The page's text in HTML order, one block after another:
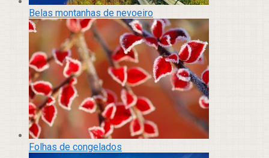
Belas montanhas de nevoeiro
Folhas de congelados